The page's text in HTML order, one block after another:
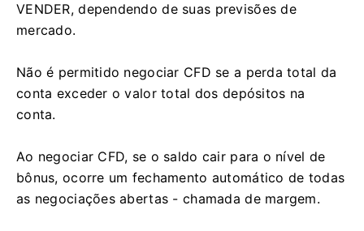
VENDER, dependendo de suas previsões de
mercado.
Não é permitido negociar CFD se a perda total da
conta exceder o valor total dos depósitos na
conta.
Ao negociar CFD, se o saldo cair para o nível de
bônus, ocorre um fechamento automático de todas
as negociações abertas - chamada de margem.